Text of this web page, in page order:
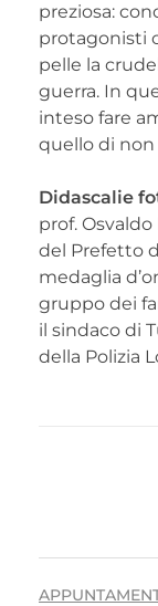
preziosa:
protagonisti
pelle la
guerra. In
inteso fare
quello di
Didascalie
prof.
del Prefetto
medaglia
gruppo dei
il sindaco di
della Polizia